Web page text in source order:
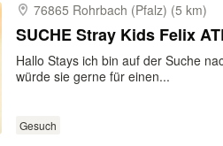
76865 Rohrbach (Pfalz) (5 km)
SUCHE Stray Kids Felix
Hallo Stays ich bin auf der Suche
würde sie gerne für einen...
Gesuch